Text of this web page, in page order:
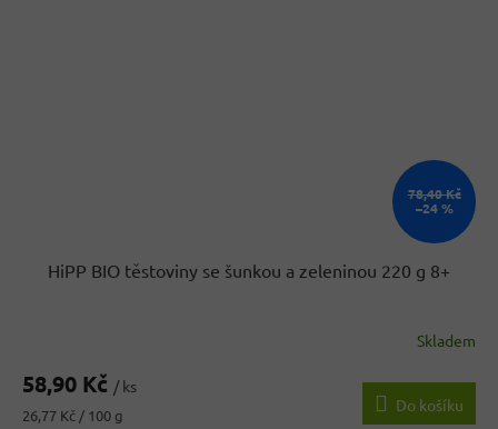
78,40 Kč
–24 %
HiPP BIO těstoviny se šunkou a zeleninou 220 g 8+
Skladem
58,90 Kč / ks
Měrná
26,77 Kč / 100 g
Do košíku